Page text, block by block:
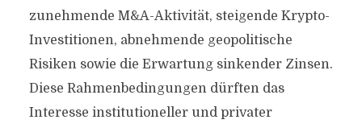
zunehmende M&A-Aktivität, steigende Krypto-
Investitionen, abnehmende geopolitische
Risiken sowie die Erwartung sinkender Zinsen.
Diese Rahmenbedingungen dürften das
Interesse institutioneller und privater